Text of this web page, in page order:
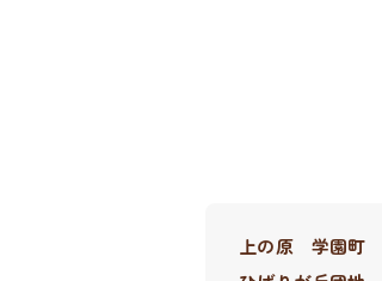
上の原 学園町